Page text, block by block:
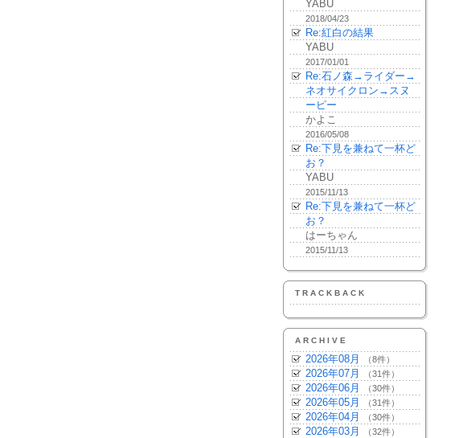
YABU
2018/04/23
Re:紅白の結果
YABU
2017/01/01
Re:石ノ森→ライダー→
ネオサイクロン→スヌ
ーピー
かよこ
2016/05/08
Re:下見を兼ねて一杯ど
お？
YABU
2015/11/13
Re:下見を兼ねて一杯ど
お？
はーちゃん
2015/11/13
TRACKBACK
ARCHIVE
2026年08月 （8件）
2026年07月 （31件）
2026年06月 （30件）
2026年05月 （31件）
2026年04月 （30件）
2026年03月 （32件）